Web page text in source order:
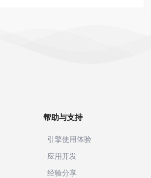
帮助与支持
引擎使用体验
应用开发
经验分享